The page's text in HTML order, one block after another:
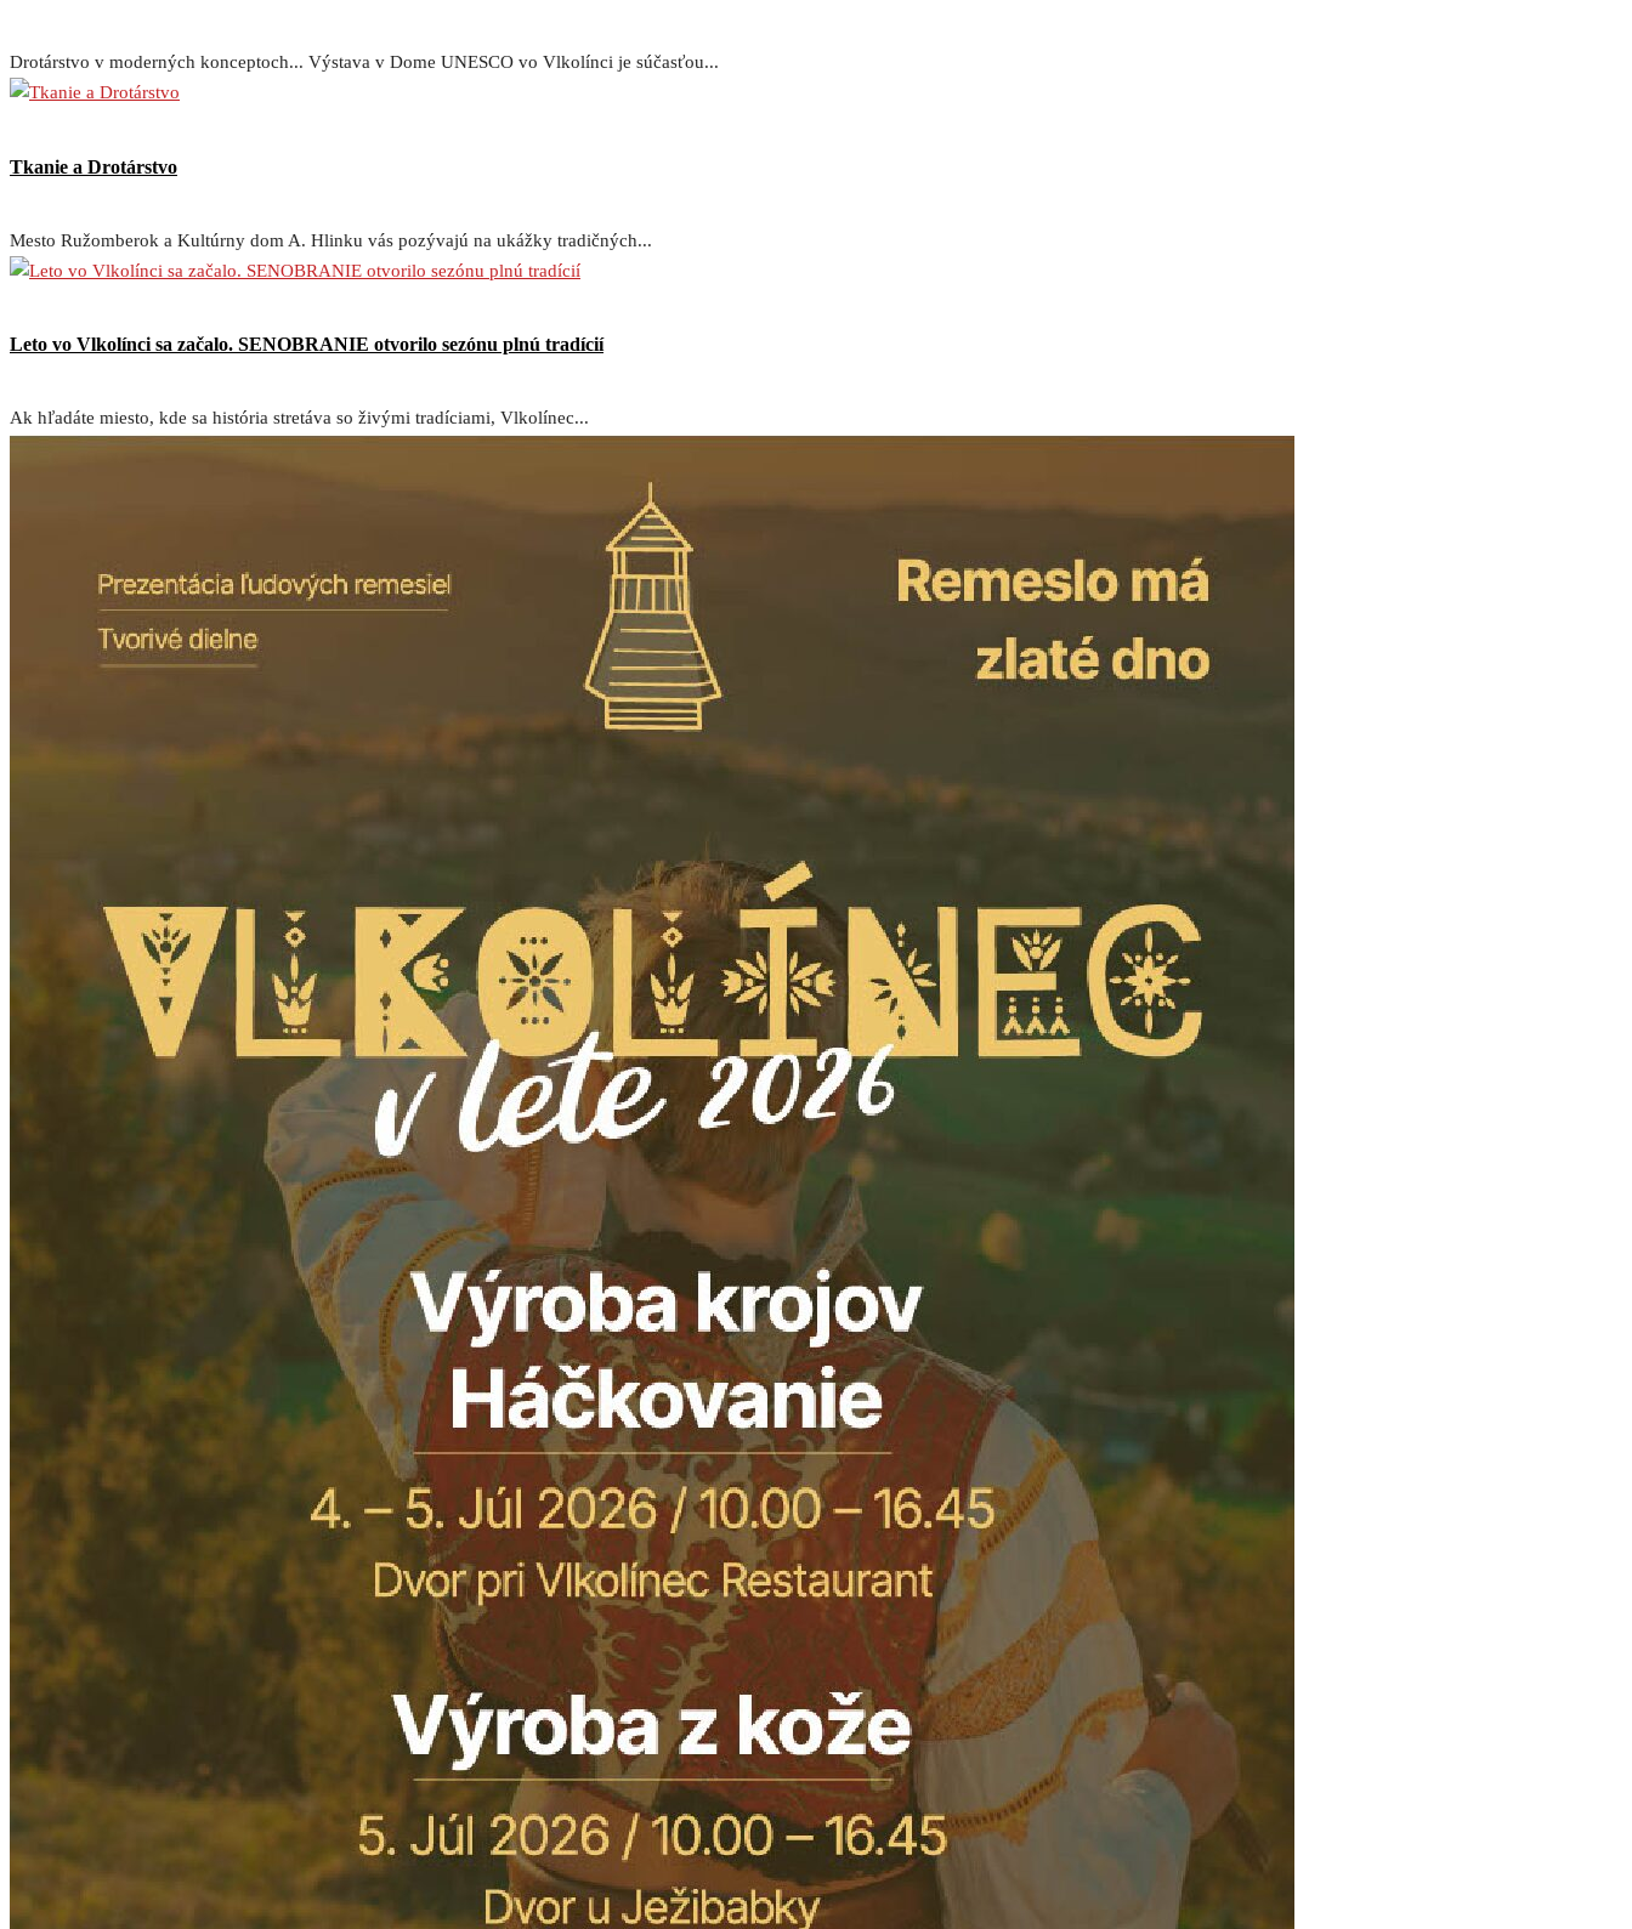
Drotárstvo v moderných konceptoch... Výstava v Dome UNESCO vo Vlkolínci je súčasťou...
Tkanie a Drotárstvo
Mesto Ružomberok a Kultúrny dom A. Hlinku vás pozývajú na ukážky tradičných...
Leto vo Vlkolínci sa začalo. SENOBRANIE otvorilo sezónu plnú tradícií
Ak hľadáte miesto, kde sa história stretáva so živými tradíciami, Vlkolínec...